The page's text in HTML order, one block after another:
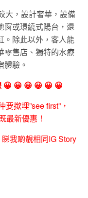
大，設計奢華，設備
窗或環繞式陽台，還
。除此以外，客人能
零售店、獨特的水療
體驗。
😀 😀 😀 😀 😀 😀
要撳埋”see first”，
最新優惠！
睇我啲靚相同IG Story